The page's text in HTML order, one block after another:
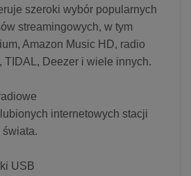
szeroki wybór popularnych
streamingowych, w tym
Amazon Music HD, radio
TIDAL, Deezer i wiele innych.
internetowych stacji
świata.
USB